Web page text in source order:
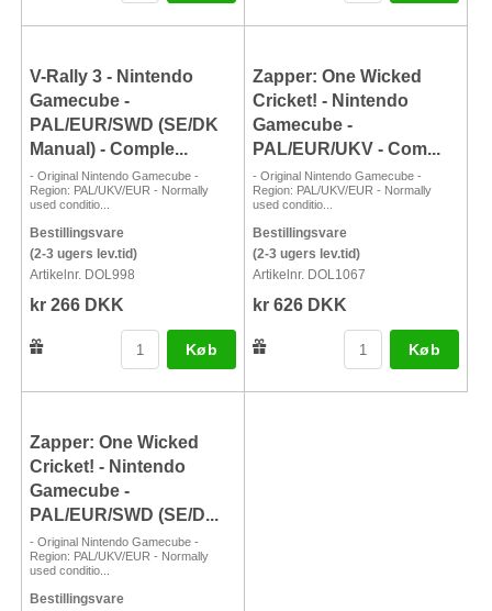
V-Rally 3 - Nintendo
Gamecube -
PAL/EUR/SWD (SE/DK
Manual) - Comple...
- Original Nintendo Gamecube -
Region: PAL/UKV/EUR - Normally
used conditio...
Bestillingsvare
(2-3 ugers lev.tid)
Artikelnr. DOL998
kr 266 DKK
Køb
Zapper: One Wicked
Cricket! - Nintendo
Gamecube -
PAL/EUR/UKV - Com...
- Original Nintendo Gamecube -
Region: PAL/UKV/EUR - Normally
used conditio...
Bestillingsvare
(2-3 ugers lev.tid)
Artikelnr. DOL1067
kr 626 DKK
Køb
Zapper: One Wicked
Cricket! - Nintendo
Gamecube -
PAL/EUR/SWD (SE/D...
- Original Nintendo Gamecube -
Region: PAL/UKV/EUR - Normally
used conditio...
Bestillingsvare